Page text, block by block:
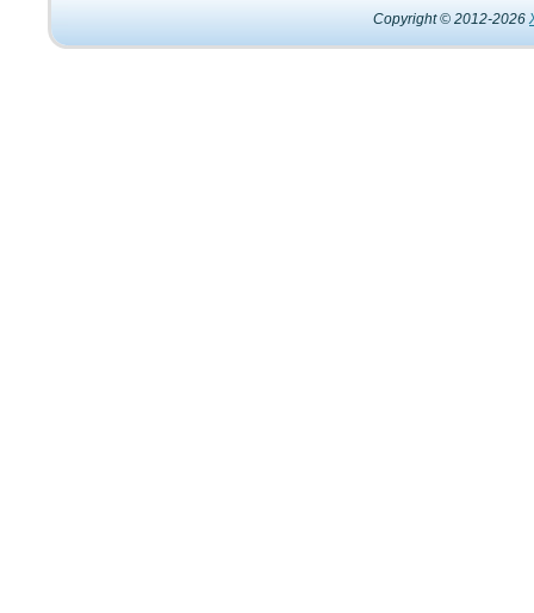
Copyright © 2012-2026